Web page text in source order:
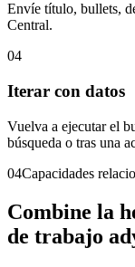
Envíe título, bullets,
Central.
04
Iterar con datos
Vuelva a ejecutar el
búsqueda o tras una
04Capacidades
Combine la
de trabajo